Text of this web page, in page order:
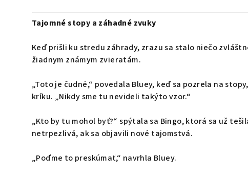
Tajomné stopy a záhadné zvuky
Keď prišli ku stredu záhrady, zrazu sa stalo niečo
žiadnym známym zvieratám.
„Toto je čudné,“ povedala Bluey, keď sa pozrela na
kríku. „Nikdy sme tu nevideli takýto vzor.“
„Kto by tu mohol byť?“ spýtala sa Bingo, ktorá sa už
netrpezlivá, ak sa objavili nové tajomstvá.
„Poďme to preskúmať,“ navrhla Bluey.